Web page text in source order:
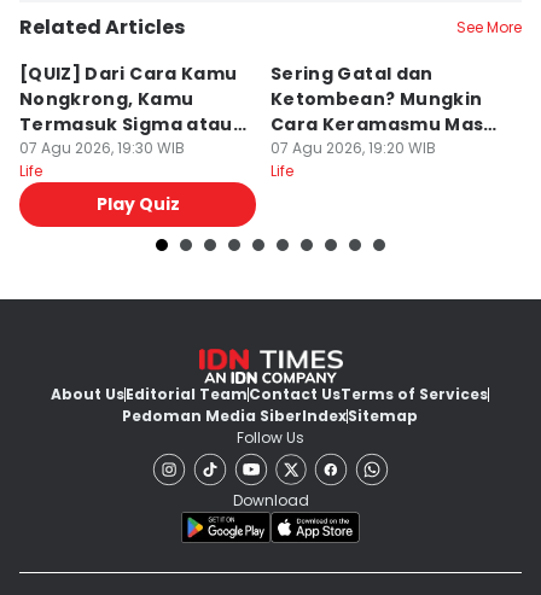
Related Articles See More
[QUIZ] Dari Cara Kamu
Nongkrong, Kamu
Termasuk Sigma atau
Alpha?
07 Agu 2026, 19:30 WIB
Life
Play Quiz
Sering Gatal dan
Ketombean? Mungkin
Cara Keramasmu Masih
Keliru
07 Agu 2026, 19:20 WIB
Life
About UsEditorial TeamContact UsTerms of Services
Pedoman Media SiberIndexSitemap
Follow Us
Download